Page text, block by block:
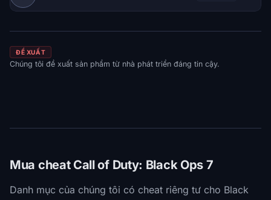
ĐỀ XUẤT
Chúng tôi đề xuất sản phẩm từ nhà phát triển đáng tin cậy.
Mua cheat Call of Duty: Black Ops 7
Danh mục của chúng tôi có cheat riêng tư cho Black